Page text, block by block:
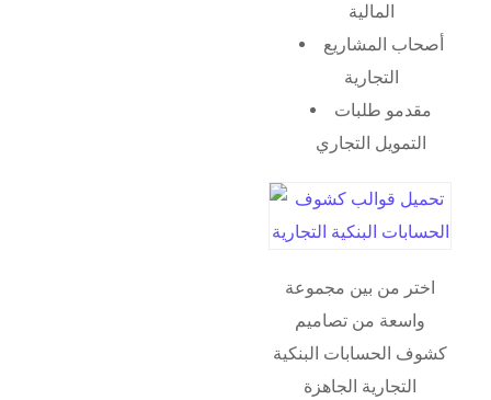
المالية
أصحاب المشاريع
التجارية
مقدمو طلبات
التمويل التجاري
اختر من بين مجموعة
واسعة من تصاميم
كشوف الحسابات البنكية
التجارية الجاهزة